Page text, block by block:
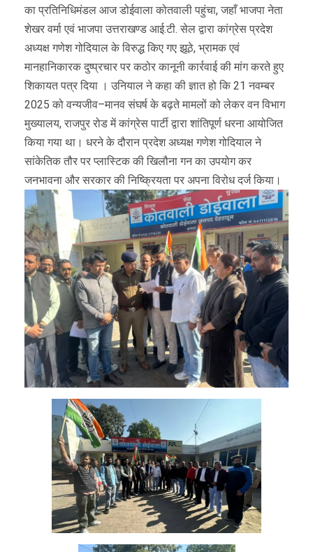
का प्रतिनिधिमंडल आज डोईवाला कोतवाली पहुंचा, जहाँ भाजपा नेता
शेखर वर्मा एवं भाजपा उत्तराखण्ड आई.टी. सेल द्वारा कांग्रेस प्रदेश
अध्यक्ष गणेश गोदियाल के विरुद्ध किए गए झूठे, भ्रामक एवं
मानहानिकारक दुष्प्रचार पर कठोर कानूनी कार्रवाई की मांग करते हुए
शिकायत पत्र दिया । उनियाल ने कहा की ज्ञात हो कि 21 नवम्बर
2025 को वन्यजीव–मानव संघर्ष के बढ़ते मामलों को लेकर वन विभाग
मुख्यालय, राजपुर रोड में कांग्रेस पार्टी द्वारा शांतिपूर्ण धरना आयोजित
किया गया था। धरने के दौरान प्रदेश अध्यक्ष गणेश गोदियाल ने
सांकेतिक तौर पर प्लास्टिक की खिलौना गन का उपयोग कर
जनभावना और सरकार की निष्क्रियता पर अपना विरोध दर्ज किया।